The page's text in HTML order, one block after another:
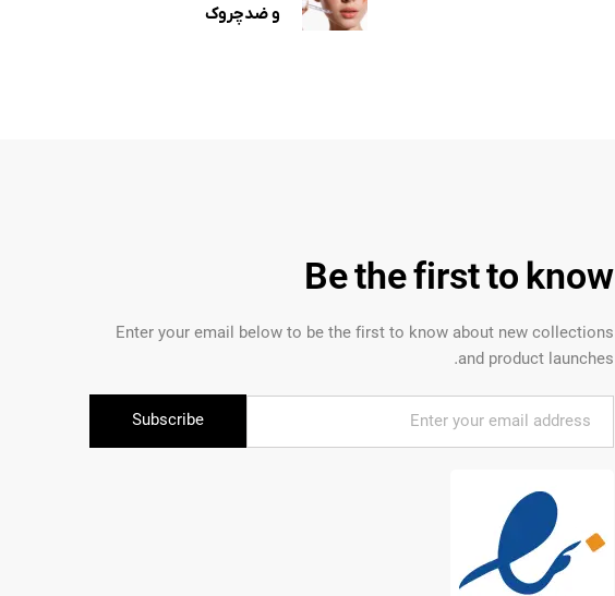
و ضدچروک
Be the first to know
Enter your email below to be the first to know about new collections
and product launches.
Subscribe